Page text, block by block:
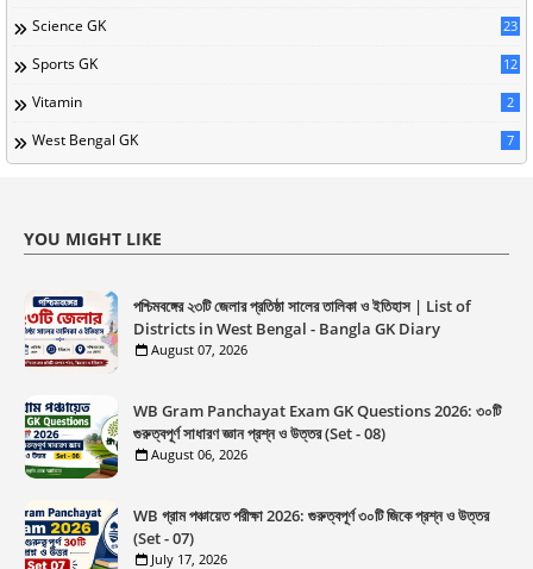
Science GK 23
Sports GK 12
Vitamin 2
West Bengal GK 7
YOU MIGHT LIKE
পশ্চিমবঙ্গের ২৩টি জেলার প্রতিষ্ঠা সালের তালিকা ও ইতিহাস | List of
Districts in West Bengal - Bangla GK Diary
August 07, 2026
WB Gram Panchayat Exam GK Questions 2026: ৩০টি
গুরুত্বপূর্ণ সাধারণ জ্ঞান প্রশ্ন ও উত্তর (Set - 08)
August 06, 2026
WB গ্রাম পঞ্চায়েত পরীক্ষা 2026: গুরুত্বপূর্ণ ৩০টি জিকে প্রশ্ন ও উত্তর
(Set - 07)
July 17, 2026